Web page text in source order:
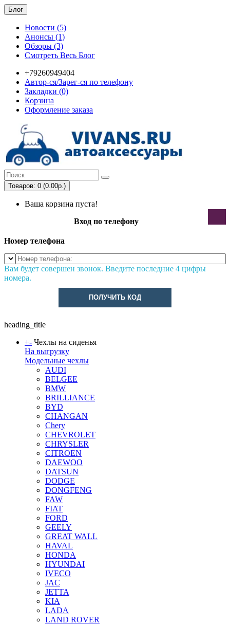
Блог
Новости (5)
Анонсы (1)
Обзоры (3)
Смотреть Весь Блог
+79260949404
Автор-ся/Зарег-ся по телефону
Закладки (0)
Корзина
Оформление заказа
Товаров: 0 (0.00р.)
Ваша корзина пуста!
Вход по телефону
Номер телефона
Вам будет совершен звонок. Введите последние 4 цифры
номера.
ПОЛУЧИТЬ КОД
heading_title
+- Чехлы на сиденья
На выгрузку
Модельные чехлы
AUDI
BELGEE
BMW
BRILLIANCE
BYD
CHANGAN
Chery
CHEVROLET
CHRYSLER
CITROEN
DAEWOO
DATSUN
DODGE
DONGFENG
FAW
FIAT
FORD
GEELY
GREAT WALL
HAVAL
HONDA
HYUNDAI
IVECO
JAC
JETTA
KIA
LADA
LAND ROVER